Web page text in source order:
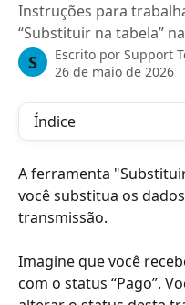
Instruções para
“Substituir na tabela”
S Escrito por Support
26 de maio de 2026
Índice
A ferramenta
você substitua os
transmissão.
Imagine que você
com o status “Pago”.